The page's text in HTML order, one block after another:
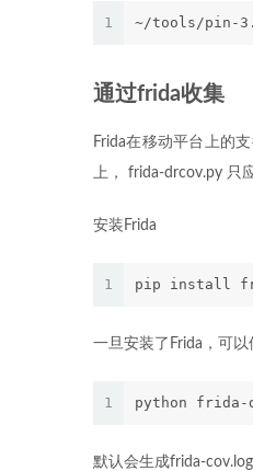
1 ~/tools/pin-
通过frida收集
Frida在移动平台上的
上， frida-drcov.py 只
安装Frida
1 pip install
一旦安装了Frida，可以
1 python frida-
默认会生成frida-